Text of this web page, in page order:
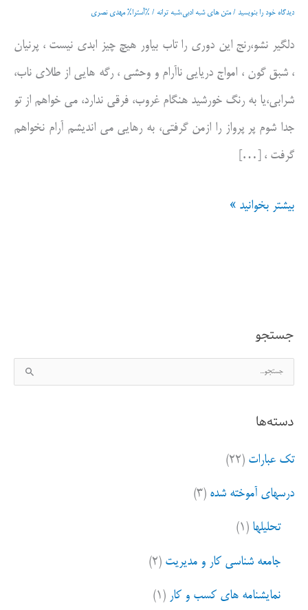
دیدگاه‌ خود را بنویسید /متن های شبه ادبی،شبه ترانه / %آسترا% مهدی نصری
دلگیر نشو،رنج این دوری را تاب بیاور هیچ چیز ابدی نیست ، پرنیان
، شبق گون ، امواج دریایی ناآرام و وحشی ، رگه هایی از طلای ناب،
شرابی،یا به رنگ خورشید هنگام غروب، فرقی ندارد، می خواهم از تو
جدا شوم پر پرواز را ازمن گرفتی، به رهایی می اندیشم آرام نخواهم
گرفت ، […]
قانون
بیشتر بخوانید »
جستجو
س
ج
ب
ا
دسته‌ها
تک عبارات (۲۲)
درسهای آموخته شده (۳)
تحلیلها (۱)
جامعه شناسی کار و مدیریت (۲)
نمایشنامه های کسب و کار (۱)